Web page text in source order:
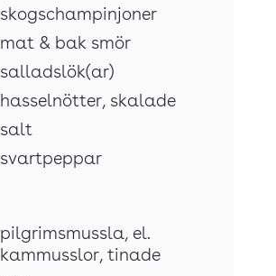
skogschampinjoner
mat & bak smör
salladslök(ar)
hasselnötter, skalade
salt
svartpeppar
pilgrimsmussla, el.
kammusslor, tinade